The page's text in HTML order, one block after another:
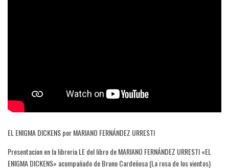
EL ENIGMA DICKENS por MARIANO FERNÁNDEZ URRESTI
Presentacion en la libreria LE del libro de MARIANO FERNÁNDEZ URRESTI «EL
ENIGMA DICKENS» acompañado de Bruno Cardeñosa (La rosa de los vientos)